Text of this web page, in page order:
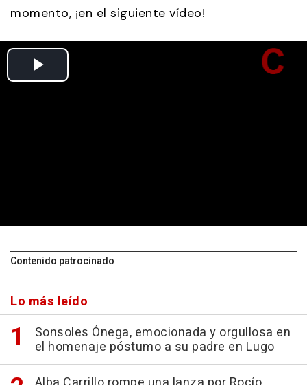
momento, ¡en el siguiente vídeo!
Contenido patrocinado
Lo más leído
Sonsoles Ónega, emocionada y orgullosa en
el homenaje póstumo a su padre en Lugo